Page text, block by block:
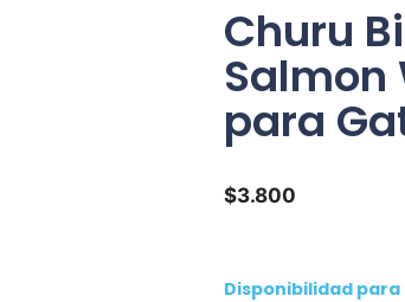
Churu
Salmon
para
$3.800
Disponibilidad